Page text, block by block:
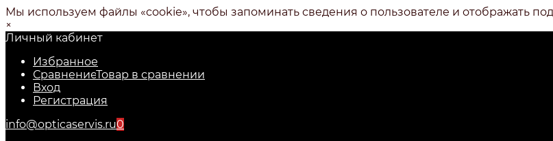
Мы используем файлы «cookie», чтобы запоминать сведения о пользователе и отображать
×
Личный кабинет
Избранное
СравнениеТовар в сравнении
Вход
Регистрация
info@opticaservis.ru0